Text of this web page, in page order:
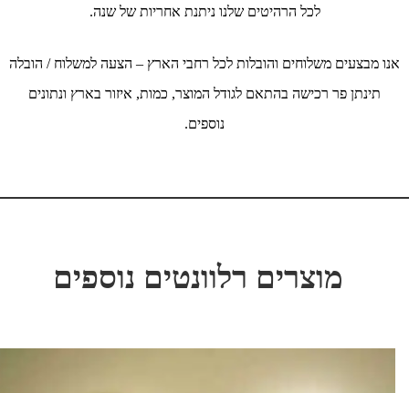
לכל הרהיטים שלנו ניתנת אחריות של שנה.
אנו מבצעים משלוחים והובלות לכל רחבי הארץ – הצעה למשלוח / הובלה
תינתן פר רכישה בהתאם לגודל המוצר, כמות, איזור בארץ ונתונים
נוספים.
מוצרים רלוונטים נוספים